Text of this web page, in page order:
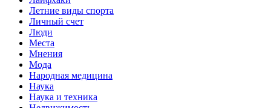
Летние виды спорта
Личный счет
Люди
Места
Мнения
Мода
Народная медицина
Наука
Наука и техника